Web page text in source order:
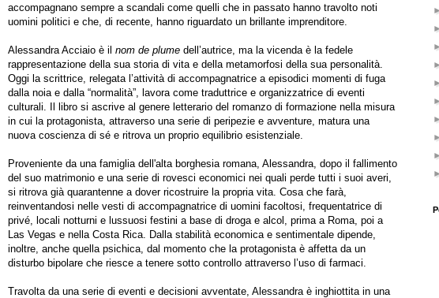
accompagnano sempre a scandali come quelli che in passato hanno travolto noti
uomini politici e che, di recente, hanno riguardato un brillante imprenditore.
Alessandra Acciaio è il nom de plume dell’autrice, ma la vicenda è la fedele
rappresentazione della sua storia di vita e della metamorfosi della sua personalità.
Oggi la scrittrice, relegata l’attività di accompagnatrice a episodici momenti di fuga
dalla noia e dalla “normalità”, lavora come traduttrice e organizzatrice di eventi
culturali. Il libro si ascrive al genere letterario del romanzo di formazione nella misura
in cui la protagonista, attraverso una serie di peripezie e avventure, matura una
nuova coscienza di sé e ritrova un proprio equilibrio esistenziale.
Proveniente da una famiglia dell'alta borghesia romana, Alessandra, dopo il fallimento
del suo matrimonio e una serie di rovesci economici nei quali perde tutti i suoi averi,
si ritrova già quarantenne a dover ricostruire la propria vita. Cosa che farà,
reinventandosi nelle vesti di accompagnatrice di uomini facoltosi, frequentatrice di
privé, locali notturni e lussuosi festini a base di droga e alcol, prima a Roma, poi a
Las Vegas e nella Costa Rica. Dalla stabilità economica e sentimentale dipende,
inoltre, anche quella psichica, dal momento che la protagonista è affetta da un
disturbo bipolare che riesce a tenere sotto controllo attraverso l’uso di farmaci.
Travolta da una serie di eventi e decisioni avventate, Alessandra è inghiottita in una